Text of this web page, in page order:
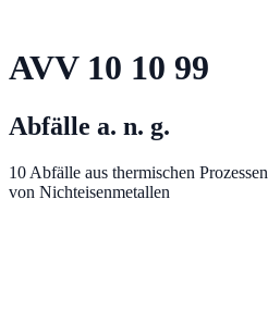
AVV 10 10 99
Abfälle a. n. g.
10 Abfälle aus thermischen Prozessen
von Nichteisenmetallen